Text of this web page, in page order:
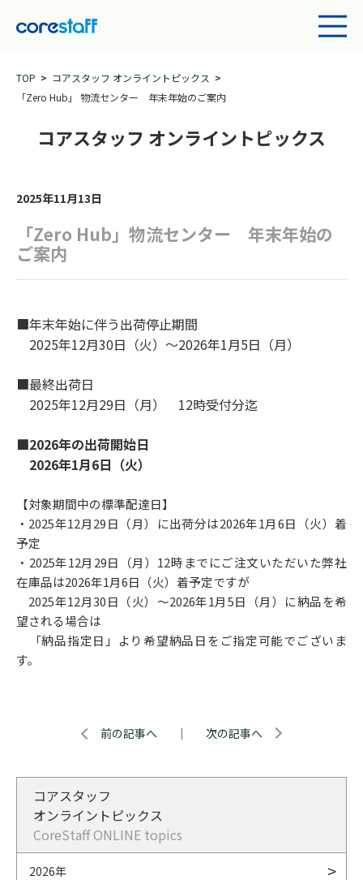
TOP
コアスタッフ オンライントピックス
「Zero Hub」 物流センター 年末年始のご案内
コアスタッフ オンライントピックス
2025年11月13日
「Zero Hub」物流センター 年末年始の
ご案内
■年末年始に伴う出荷停止期間
2025年12月30日（火）～2026年1月5日（月）
■最終出荷日
2025年12月29日（月） 12時受付分迄
■2026年の出荷開始日
2026年1月6日（火）
【対象期間中の標準配達日】
・2025年12月29日（月）に出荷分は2026年1月6日（火）着
予定
・2025年12月29日（月）12時までにご注文いただいた弊社
在庫品は2026年1月6日（火）着予定ですが
2025年12月30日（火）～2026年1月5日（月）に納品を希
望される場合は
「納品指定日」より希望納品日をご指定可能でございま
す。
前の記事へ ｜ 次の記事へ
コアスタッフ
オンライントピックス
CoreStaff ONLINE topics
2026年